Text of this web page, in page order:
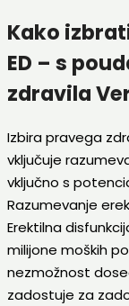
Kako
ED – s
zdravila
Izbira pravega
vključuje
vključno s
Razumevanje
Erektilna
milijone moških
nezmožnost
zadostuje za